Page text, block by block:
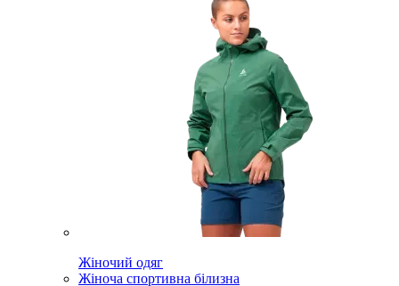
Жіночий одяг
Жіноча спортивна білизна